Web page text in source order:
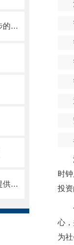
赛思电子为智能电网提供时间同步的方法有哪些？
超低噪声恒温晶振：为电子设备提供卓越的频率稳定性
时
投
心
为